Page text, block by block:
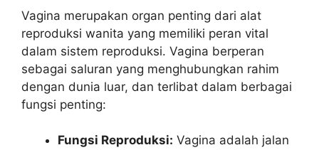
Vagina merupakan organ penting dari alat
reproduksi wanita yang memiliki peran vital
dalam sistem reproduksi. Vagina berperan
sebagai saluran yang menghubungkan rahim
dengan dunia luar, dan terlibat dalam berbagai
fungsi penting:
Fungsi Reproduksi: Vagina adalah jalan